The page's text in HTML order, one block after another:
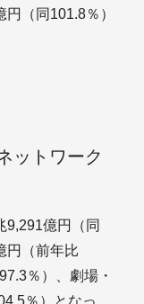
（同101.8％）
ットワーク
9,291億円（同
円（前年比
％）、劇場・
％）となっ